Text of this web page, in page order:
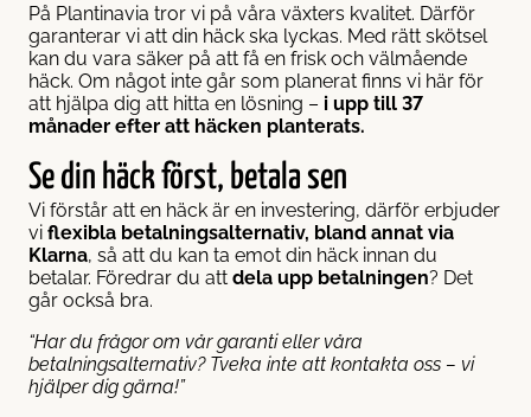
På Plantinavia tror vi på våra växters kvalitet. Därför
garanterar vi att din häck ska lyckas. Med rätt skötsel
kan du vara säker på att få en frisk och välmående
häck. Om något inte går som planerat finns vi här för
att hjälpa dig att hitta en lösning – i upp till 37
månader efter att häcken planterats.
Se din häck först, betala sen
Vi förstår att en häck är en investering, därför erbjuder
vi flexibla betalningsalternativ, bland annat via
Klarna, så att du kan ta emot din häck innan du
betalar. Föredrar du att dela upp betalningen? Det
går också bra.
“Har du frågor om vår garanti eller våra
betalningsalternativ? Tveka inte att kontakta oss – vi
hjälper dig gärna!”